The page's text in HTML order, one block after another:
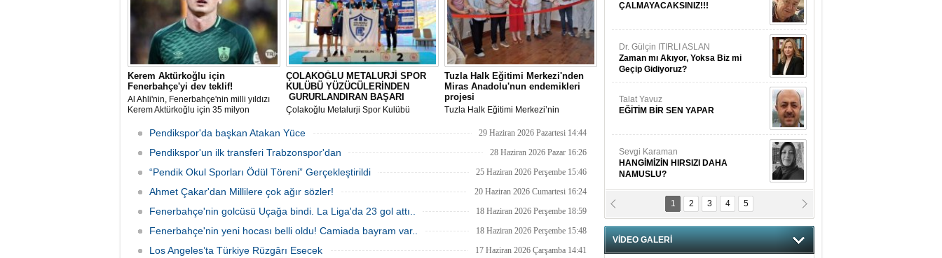
Kerem Aktürkoğlu için
Fenerbahçe'yi dev teklif!
Al Ahli'nin, Fenerbahçe'nin milli yıldızı
Kerem Aktürkoğlu için 35 milyon
lacivertli yönetimin ve oyuncu
cephesinin transfer teklifini
değerlendirdiği iddia edildi.
ÇOLAKOĞLU METALURJİ SPOR
KULÜBÜ YÜZÜCÜLERİNDEN
GURURLANDIRAN BAŞARI
Çolakoğlu Metalurji Spor Kulübü
Ulusal Gelişim Ligi Bölge
performanslarla hem önemli dereceler
Tuzla Halk Eğitimi Merkezi'nden
Miras Anadolu'nun endemikleri
projesi
Tuzla Halk Eğitimi Merkezi’nin
Galerisi’nde gerçekleştirdiği ‘’Miras-
sergisi görkemli bir törenle hizmete
Pendikspor'da başkan Atakan Yüce 29 Haziran 2026 Pazartesi 14:44
Pendikspor'un ilk transferi Trabzonspor'dan 28 Haziran 2026 Pazar 16:26
“Pendik Okul Sporları Ödül Töreni” Gerçekleştirildi 25 Haziran 2026 Perşembe 15:46
Ahmet Çakar'dan Millilere çok ağır sözler! 20 Haziran 2026 Cumartesi 16:24
Fenerbahçe'nin golcüsü Uçağa bindi. La Liga'da 23 gol attı.. 18 Haziran 2026 Perşembe 18:59
Fenerbahçe'nin yeni hocası belli oldu! Camiada bayram var.. 18 Haziran 2026 Perşembe 15:48
Los Angeles’ta Türkiye Rüzgârı Esecek 17 Haziran 2026 Çarşamba 14:41
ÇALMAYACAKSINIZ!!!
Dr. Gülçin ITIRLI ASLAN
Zaman mı Akıyor, Yoksa Biz mi
Geçip Gidiyoruz?
Talat Yavuz
EĞİTİM BİR SEN YAPAR
Sevgi Karaman
HANGİMİZİN HIRSIZI DAHA
NAMUSLU?
Prof. Dr. Cahit Kurbanoğlu
1 2 3 4 5
VİDEO GALERİ